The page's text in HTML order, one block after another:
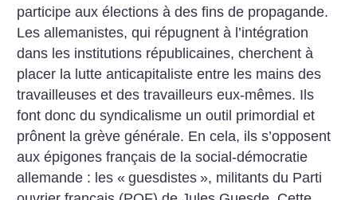
participe aux élections à des fins de propagande.
Les allemanistes, qui répugnent à l’intégration
dans les institutions républicaines, cherchent à
placer la lutte anticapitaliste entre les mains des
travailleuses et des travailleurs eux-mêmes. Ils
font donc du syndicalisme un outil primordial et
prônent la grève générale. En cela, ils s’opposent
aux épigones français de la social-démocratie
allemande : les « guesdistes », militants du Parti